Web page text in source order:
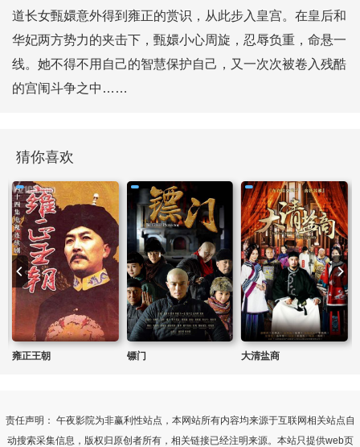
道长女甄嬛意外得到雍正的赏识，从此步入皇宫。在皇后和
华妃两方势力的夹击下，甄嬛小心周旋，忍辱负重，命悬一
线。她不得不用自己的智慧保护自己，又一次次被卷入残酷
的宫闱斗争之中……
猜你喜欢
雍正王朝 镖门 大清盐商
责任声明： 午夜影院为非赢利性站点，本网站所有内容均来源于互联网相关站点自
动搜索采集信息，版权归原创者所有，相关链接已经注明来源。本站只提供web页